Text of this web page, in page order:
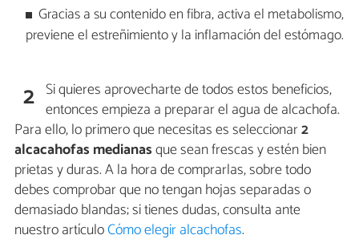
Gracias a su contenido en fibra, activa el metabolismo,
previene el estreñimiento y la inflamación del estómago.
2 Si quieres aprovecharte de todos estos beneficios,
entonces empieza a preparar el agua de alcachofa.
Para ello, lo primero que necesitas es seleccionar2
alcacahofas medianasque sean frescas y estén bien
prietas y duras. A la hora de comprarlas, sobre todo
debes comprobar que no tengan hojas separadas o
demasiado blandas; si tienes dudas, consulta ante
nuestro artículoCómo elegir alcachofas.